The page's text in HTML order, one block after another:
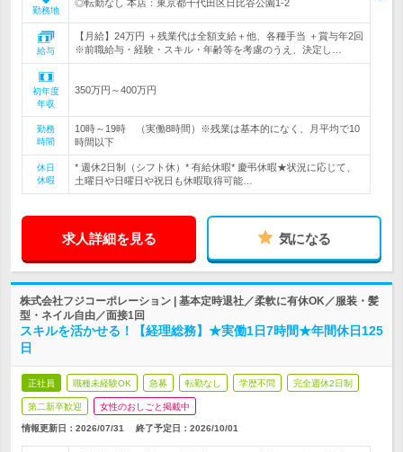
勤務地
◎転勤なし 本店：東京都千代田区日比谷公園1-2
給与
【月給】24万円 ＋残業代は全額支給＋他、各種手当 ＋賞与年2回
※前職給与・経験・スキル・年齢等を考慮のうえ、決定し…
初年度
年収
350万円～400万円
勤務
時間
10時～19時 （実働8時間）※残業は基本的になく、月平均で10
時間以下
休日
休暇
* 週休2日制（シフト休）* 有給休暇* 慶弔休暇★状況に応じて、
土曜日や日曜日や祝日も休暇取得可能…
求人詳細を見る 気になる
株式会社フジコーポレーション | 基本定時退社／柔軟に有休OK／服装・髪
型・ネイル自由／面接1回
スキルを活かせる！【経理総務】★実働1日7時間★年間休日125
日
正社員 職種未経験OK 急募 転勤なし 学歴不問 完全週休2日制
第二新卒歓迎 女性のおしごと掲載中
情報更新日：2026/07/31 終了予定日： 2026/10/01